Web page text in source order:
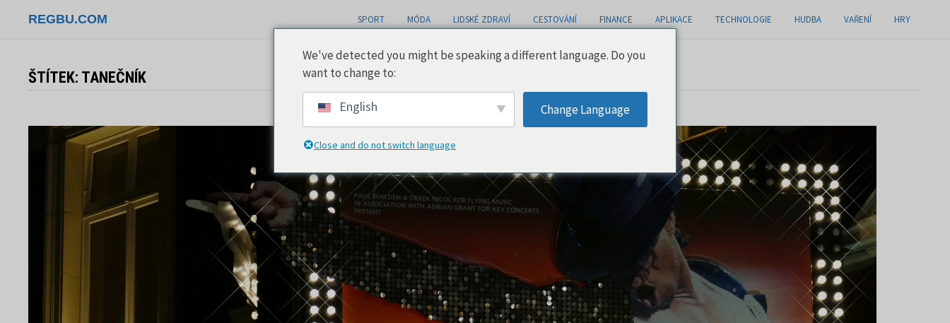
REGBU.COM SPORT MÓDA LIDSKÉ ZDRAVÍ CESTOVÁNÍ FINANCE APLIKACE TECHNOLOGIE HUDBA VAŘENÍ HRY
ŠTÍTEK: TANEČNÍK
We've detected you might be speaking a different language. Do you
want to change to:
English Change Language
Close and do not switch language